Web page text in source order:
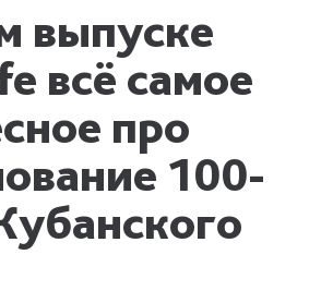
выпуске
всё самое
про
100-